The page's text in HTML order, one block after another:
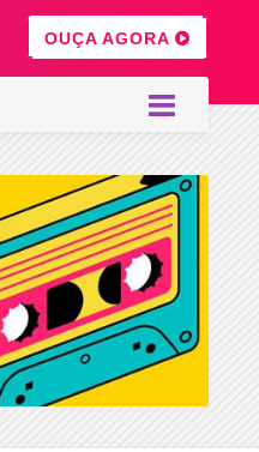
OUÇA AGORA